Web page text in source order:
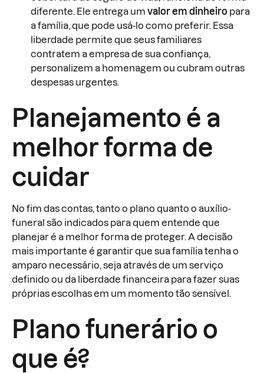
diferente. Ele entrega um valor em dinheiro para
a família, que pode usá-lo como preferir. Essa
liberdade permite que seus familiares
contratem a empresa de sua confiança,
personalizem a homenagem ou cubram outras
despesas urgentes.
Planejamento é a
melhor forma de
cuidar
No fim das contas, tanto o plano quanto o auxílio-
funeral são indicados para quem entende que
planejar é a melhor forma de proteger. A decisão
mais importante é garantir que sua família tenha o
amparo necessário, seja através de um serviço
definido ou da liberdade financeira para fazer suas
próprias escolhas em um momento tão sensível.
Plano funerário o
que é?